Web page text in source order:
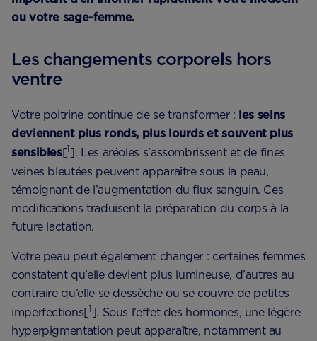
ou votre sage-femme.
Les changements corporels hors
ventre
Votre poitrine continue de se transformer : les seins
deviennent plus ronds, plus lourds et souvent plus
sensibles[1]. Les aréoles s’assombrissent et de fines
veines bleutées peuvent apparaître sous la peau,
témoignant de l’augmentation du flux sanguin. Ces
modifications traduisent la préparation du corps à la
future lactation.
Votre peau peut également changer : certaines femmes
constatent qu’elle devient plus lumineuse, d’autres au
contraire qu’elle se dessèche ou se couvre de petites
imperfections[1]. Sous l’effet des hormones, une légère
hyperpigmentation peut apparaître, notamment au